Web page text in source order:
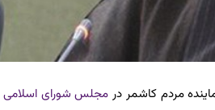
مردم کاشمر در مجلس شورای اسلامی